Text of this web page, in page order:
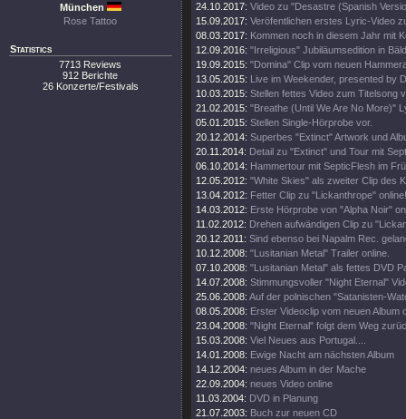
München
Rose Tattoo
Statistics
7713 Reviews
912 Berichte
26 Konzerte/Festivals
24.10.2017: Video zu "Desastre (Spanish
15.09.2017: Veröfentlichen erstes Lyric-Video
08.03.2017: Kommen noch in diesem Jahr mit
12.09.2016: "Irreligious" Jubiläumsedition in
19.09.2015: "Domina" Clip vom neuen
13.05.2015: Live im Weekender, presented by
10.03.2015: Stellen fettes Video zum Titelsong
21.02.2015: "Breathe (Until We Are No More)"
05.01.2015: Stellen Single-Hörprobe vor.
20.12.2014: Superbes "Extinct" Artwork und
20.11.2014: Detail zu "Extinct" und Tour mit
06.10.2014: Hammertour mit SepticFlesh im
12.05.2012: "White Skies" als zweiter Clip des
13.04.2012: Fetter Clip zu "Lickanthrope" online!
14.03.2012: Erste Hörprobe von "Alpha Noir"
11.02.2012: Drehen aufwändigen Clip zu
20.12.2011: Sind ebenso bei Napalm Rec.
10.12.2008: "Lusitanian Metal" Trailer online.
07.10.2008: "Lusitanian Metal" als fettes DVD
14.07.2008: Stimmungsvoller "Night Eternal"
25.06.2008: Auf der polnischen "Satanisten-
08.05.2008: Erster Videoclip vom neuen Album
23.04.2008: "Night Eternal" folgt dem Weg
15.03.2008: Viel Neues aus Portugal....
14.01.2008: Ewige Nacht am nächsten Album
14.12.2004: neues Album in der Mache
22.09.2004: neues Video online
11.03.2004: DVD in Planung
21.07.2003: Buch zur neuen CD